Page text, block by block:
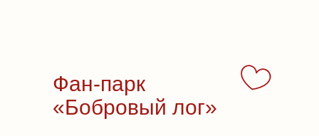
Фан-парк
«Бобровый лог»